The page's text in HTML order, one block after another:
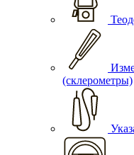
(склерометры)